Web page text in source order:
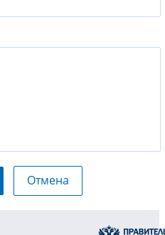
Отмена